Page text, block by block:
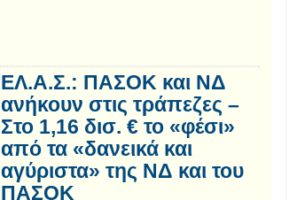
ΕΛ.Α.Σ.: ΠΑΣΟΚ και ΝΔ
ανήκουν στις τράπεζες –
Στο 1,16 δισ. € το «φέσι»
από τα «δανεικά και
αγύριστα» της ΝΔ και του
ΠΑΣΟΚ